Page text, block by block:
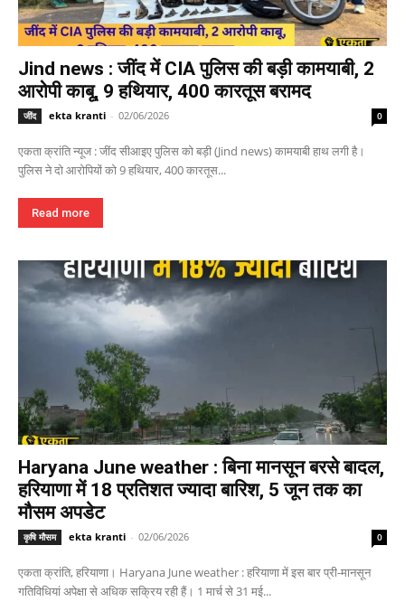
Jind news : जींद में CIA पुलिस की बड़ी कामयाबी, 2
आरोपी काबू, 9 हथियार, 400 कारतूस बरामद
जींद ekta kranti - 02/06/2026 0
एकता क्रांति न्यूज : जींद सीआइए पुलिस को बड़ी (Jind news) कामयाबी हाथ लगी है।
पुलिस ने दो आरोपियों को 9 हथियार, 400 कारतूस...
Read more
Haryana June weather : बिना मानसून बरसे बादल,
हरियाणा में 18 प्रतिशत ज्यादा बारिश, 5 जून तक का
मौसम अपडेट
कृषि मौसम ekta kranti - 02/06/2026 0
एकता क्रांति, हरियाणा। Haryana June weather : हरियाणा में इस बार प्री-मानसून
गतिविधियां अपेक्षा से अधिक सक्रिय रही हैं। 1 मार्च से 31 मई...